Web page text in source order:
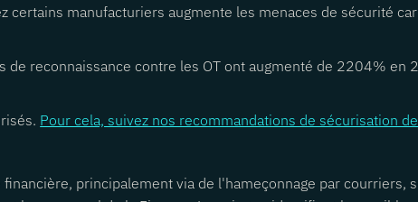
certains manufacturiers augmente les menaces de sécurité
de reconnaissance contre les OT ont augmenté de 2204% en
Pour cela, suivez nos recommandations de sécurisation
principalement via de l'hameçonnage par courriers,